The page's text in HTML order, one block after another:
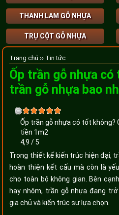
THANH LAM GỖ NHỰA
TRỤ CỘT GỖ NHỰA
Trang chủ ›› Tin tức
Ốp trần gỗ nhựa có
trần gỗ nhựa bao
Ốp trần gỗ nhựa có tốt không?
tiền 1m2
4,9 / 5
Trong thiết kế kiến trúc hiện đại,
hoàn thiện kết cấu mà còn là
cho toàn bộ không gian. Bên
hay nhôm, trần gỗ nhựa đang
gia chủ và kiến trúc sư lựa chọn.